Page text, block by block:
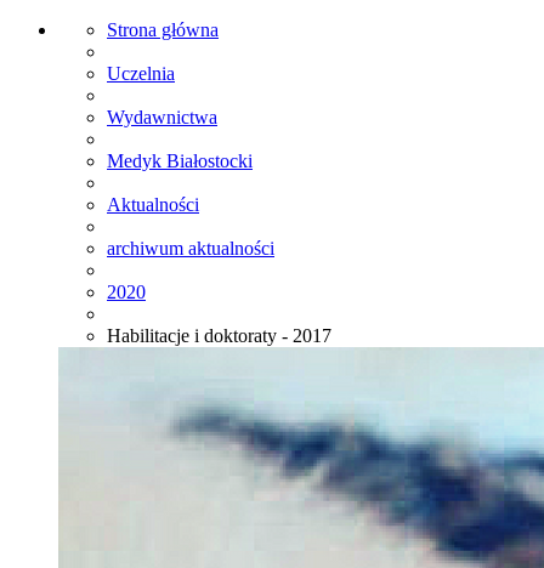
Strona główna
Uczelnia
Wydawnictwa
Medyk Białostocki
Aktualności
archiwum aktualności
2020
Habilitacje i doktoraty - 2017